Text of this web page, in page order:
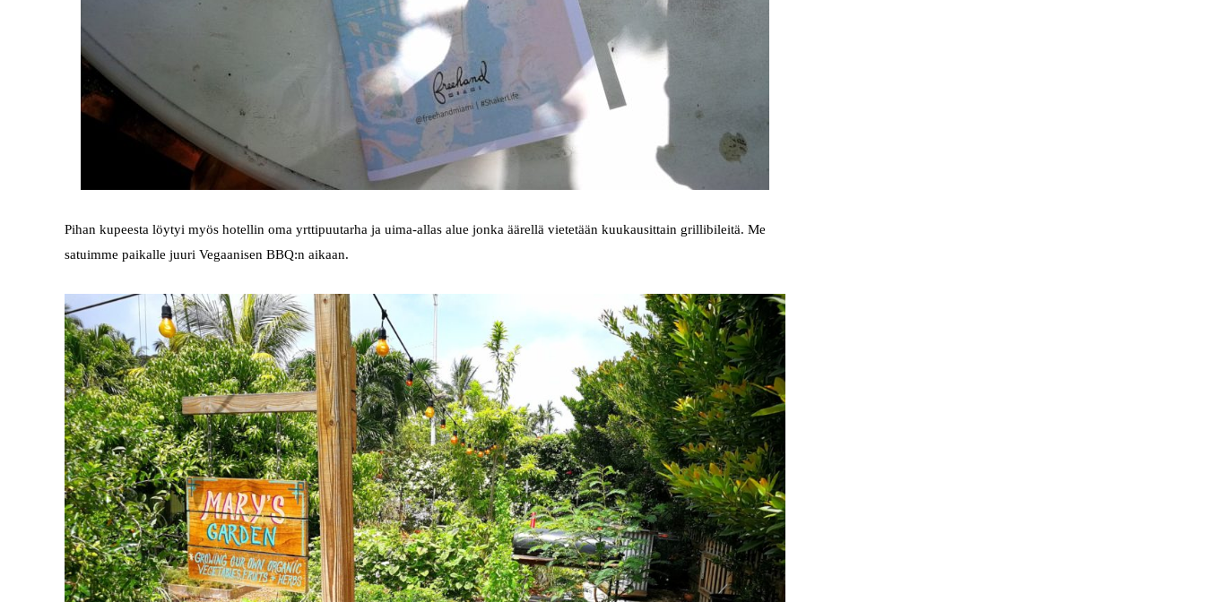
Pihan kupeesta löytyi myös hotellin oma yrttipuutarha ja uima-allas alue jonka äärellä vietetään kuukausittain grillibileitä. Me
satuimme paikalle juuri Vegaanisen BBQ:n aikaan.